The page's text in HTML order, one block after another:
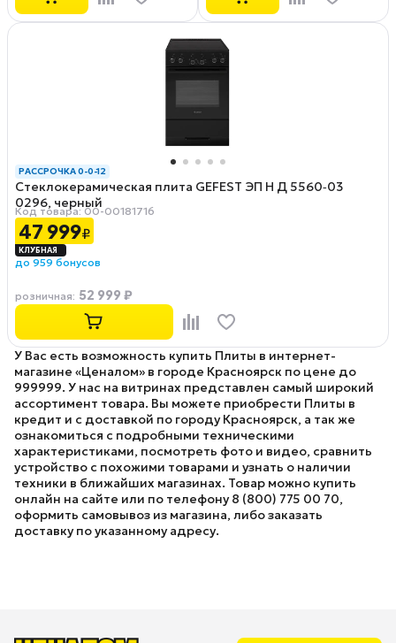
РАССРОЧКА 0-0-12
Стеклокерамическая плита GEFEST ЭП Н Д 5560‑03
0296, черный
Код товара: 00-00181716
47 999₽
до 959 бонусов
розничная: 52 999 ₽
У Вас есть возможность купить Плиты в интернет-
магазине «Ценалом» в городе Красноярск по цене до
999999. У нас на витринах представлен самый широкий
ассортимент товара. Вы можете приобрести Плиты в
кредит и с доставкой по городу Красноярск, а так же
ознакомиться с подробными техническими
характеристиками, посмотреть фото и видео, сравнить
устройство с похожими товарами и узнать о наличии
техники в ближайших магазинах. Товар можно купить
онлайн на сайте или по телефону 8 (800) 775 00 70,
оформить самовывоз из магазина, либо заказать
доставку по указанному адресу.